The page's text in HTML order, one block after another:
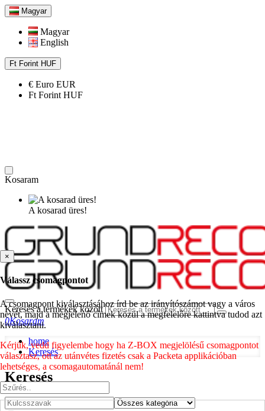
Magyar
Magyar
English
Ft Forint HUF
€ Euro EUR
Ft Forint HUF
Kosaram
A kosarad üres!
Keresés a termékek között
0Kosaram
home
Keresés
Keresés
×
Válassz csomagpontot
A csomagpont kiválasztásához írd be az irányítószámot vagy a város
nevét, majd a megjelenő címek közül a megfelelőre kattintva tudod azt
kiválasztani.
Kérjük, vedd figyelembe hogy ha Z-BOX megjelölésű csomagpontot
választasz, ott az utánvétes fizetés csak a Packeta applikációban
lehetséges, a csomagautomatánál nem!